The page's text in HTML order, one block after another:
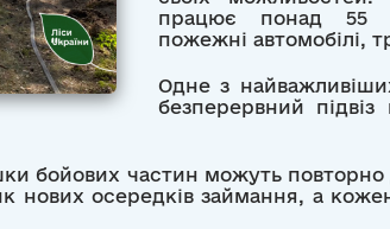
працює понад 55
пожежні автомобілі,
Одне з
безперервний
бойових частин можуть повторно
нових осередків займання, а